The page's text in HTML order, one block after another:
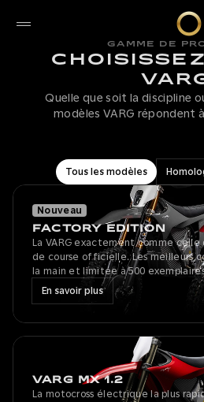
GAMME DE
Quelle que soit la discipline
modèles VARG répondent
Tous les modèles
Nouveau
FACTORY EDITION
La VARG exactement comme
de course officielle. Les meilleurs
la main et limitée à 500
En savoir plus
VARG MX 1.2
La motocross électrique la plus